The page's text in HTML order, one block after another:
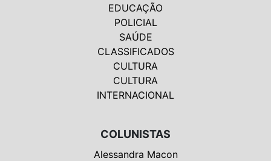
EDUCAÇÃO
POLICIAL
SAÚDE
CLASSIFICADOS
CULTURA
CULTURA
INTERNACIONAL
COLUNISTAS
Alessandra Macon